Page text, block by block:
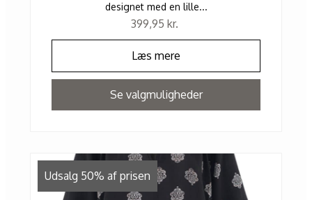
designet med en lille...
399,95 kr.
Læs mere
Se valgmuligheder
Udsalg 50% af prisen